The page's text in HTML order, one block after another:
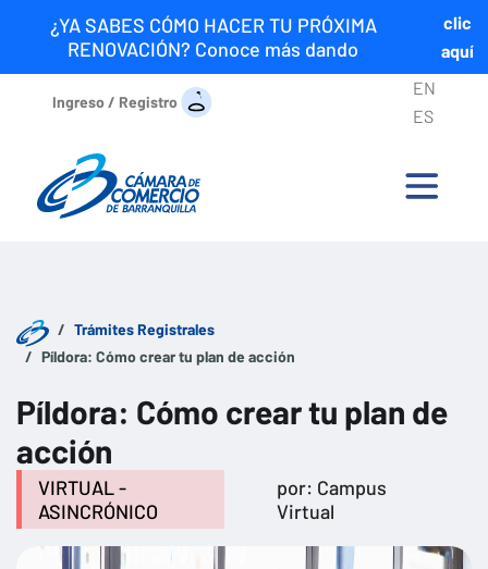
¿YA SABES CÓMO HACER TU PRÓXIMA
RENOVACIÓN? Conoce más dando
clic
aquí
Ingreso / Registro
EN
ES
Trámites Registrales
Píldora: Cómo crear tu plan de acción
Píldora: Cómo crear tu plan de
acción
VIRTUAL -
ASINCRÓNICO
por: Campus
Virtual